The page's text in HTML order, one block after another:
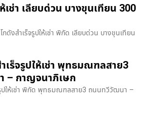
เช่า เลียบด่วน บางขุนเทียน 300
กดังสำเร็จรูปให้เช่า พิกัด เลียบด่วน​ บางขุนเทียน​
เร็จรูปให้เช่า พุทธมณฑลสาย3
– กาญจนาภิเษก
รูปให้เช่า พิกัด พุทธมณฑลสาย3 ถนนทวีวัฒนา –